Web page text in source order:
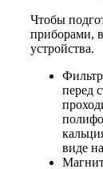
Чтобы
приборами,
устройства.
перед
виде